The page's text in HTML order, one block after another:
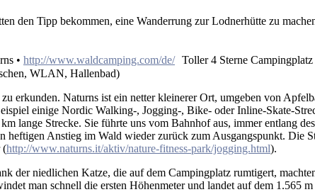
den Tipp bekommen, eine Wanderrung zur Lodnerhütte zu
• http://www.waldcamping.com/de/Toller 4 Sterne Campingplatz
WLAN, Hallenbad)
erkunden. Naturns ist ein netter kleinerer Ort, umgeben von
einige Nordic Walking-, Jogging-, Bike- oder Inline-Skate-
lange Strecke. Sie führte uns vom Bahnhof aus, immer entlang
heftigen Anstieg im Wald wieder zurück zum Ausgangspunkt. Die
(http://www.naturns.it/aktiv/nature-fitness-park/jogging.html).
der niedlichen Katze, die auf dem Campingplatz rumtigert,
man schnell die ersten Höhenmeter und landet auf dem 1.565